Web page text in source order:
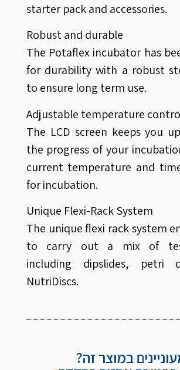
starter pack and accessories.
Robust and durable
The Potaflex incubator has
for durability with a robust
to ensure long term use.
Adjustable temperature
The LCD screen keeps you
the progress of your
current temperature and
for incubation.
Unique Flexi-Rack System
The unique flexi rack system
to carry out a mix of
including dipslides, petri
NutriDiscs.
במוצר זה?